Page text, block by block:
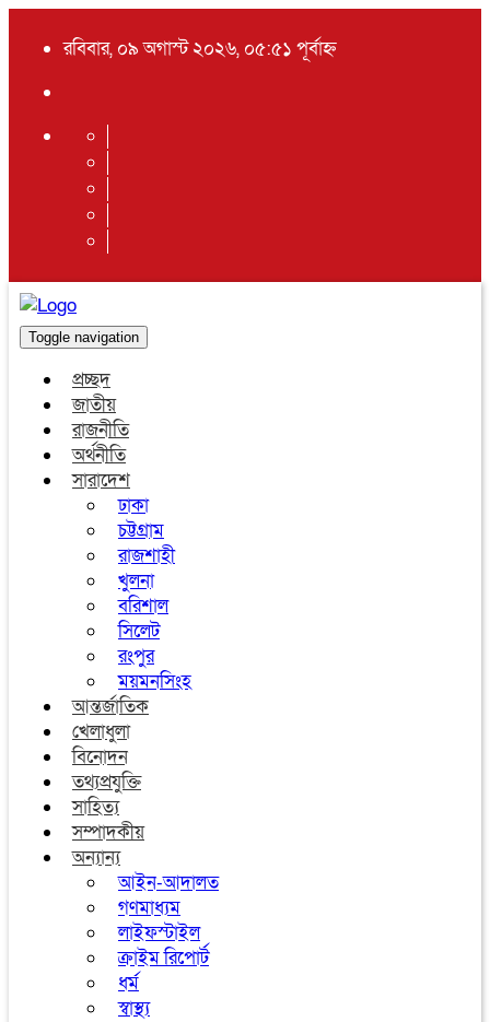
রবিবার, ০৯ অগাস্ট ২০২৬, ০৫:৫১ পূর্বাহ্ন
Toggle navigation
প্রচ্ছদ
জাতীয়
রাজনীতি
অর্থনীতি
সারাদেশ
ঢাকা
চট্টগ্রাম
রাজশাহী
খুলনা
বরিশাল
সিলেট
রংপুর
ময়মনসিংহ
আন্তর্জাতিক
খেলাধুলা
বিনোদন
তথ্যপ্রযুক্তি
সাহিত্য
সম্পাদকীয়
অন্যান্য
আইন-আদালত
গণমাধ্যম
লাইফস্টাইল
ক্রাইম রিপোর্ট
ধর্ম
স্বাস্থ্য